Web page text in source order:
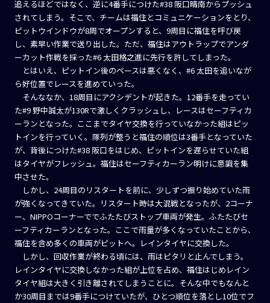
追えるほどではなく、逆に4番手につけた#38 阪口晴南からプッシュ
されてしまう。そこで、チームは福住とコミュニケーションをとり、
ピットウインドウが8周でオープンすると、9周目に福住を呼び戻
し、素早い作業で送り出した。ただ、福住はアウトラップでアンダ
ーカット作戦を採った#6 太田格之進に先行を許してしまった。
とはいえ、ピットイン後のペースは悪くなく、#6 太田を追いなが
ら好位置でレースを進めていった。
そんななか、18周目にアクシデントが起きた。12番手を走ってい
た#9 野中誠太が130Rで激しくクラッシュし、レースはセーフティカ
ーランとなった。ここまでタイヤ交換を行っていなかった組はピッ
トインを行っていく。隊列が整うと福住の順位は3番手となっていた
が、背後につけた#38 阪口をはじめ、ピットインを遅らせていた組
はタイヤがフレッシュ。福住はセーフティカーラン明けに意識を集
中させた。
しかし、24周目のリスタートを前に、少しずつ振り始めていた雨
が強くなってきていた。リスタート時は大混戦となったが、2コーナ
ー、NIPPOコーナーででふたたびストップ車両が発生。ふたたびセ
ーフティカーランとなった。ここで雨量が多くなっていたことから、
福住を含め多くの車両がピットへ。レインタイヤに交換した。
しかし、回収作業が終わる頃には、雨はピタリと止んでしまう。
レインタイヤに交換しなかった組が上位を占め、福住はじめレイン
タイヤ組は大きく引き離されてしまうことに。そんな中でもなんと
か30周目までは9番手につけていたが、ひとつ順位を落とし10位でフ